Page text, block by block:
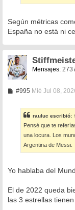
Según métricas
España no está ni
Mensajes:
#995M
s
a
j
e
Mié Jul 08,
rauluc escribió: ↑
Pensé que te
una locura. Los
Argentina de Messi.
Yo hablaba del
El de 2022 queda
las 3 estrellas